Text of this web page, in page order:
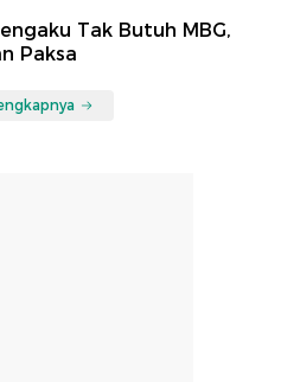
Tak Butuh MBG,
Paksa